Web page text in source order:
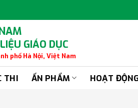
GIÁO DỤC
phố Hà Nội, Việt Nam
THI ẤN PHẨM HOẠT